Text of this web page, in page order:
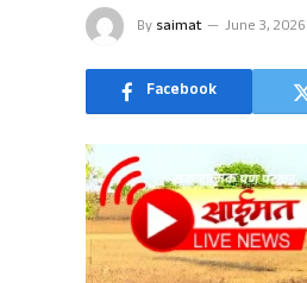
By saimat June 3, 2026
Facebook